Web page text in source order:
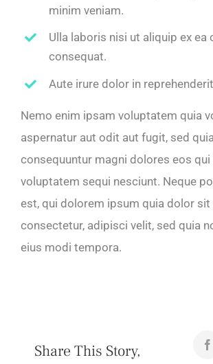
minim veniam.
Ulla laboris nisi ut aliquip ex ea
consequat.
Aute irure dolor in
Nemo enim ipsam voluptatem quia
aspernatur aut odit aut fugit, sed
consequuntur magni dolores eos
voluptatem sequi nesciunt. Neque
est, qui dolorem ipsum quia dolor sit
consectetur, adipisci velit, sed quia
eius modi tempora.
Share This Story,